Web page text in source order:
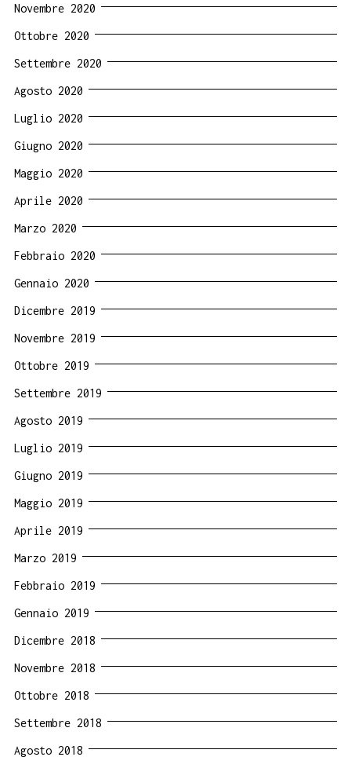
Novembre 2020
Ottobre 2020
Settembre 2020
Agosto 2020
Luglio 2020
Giugno 2020
Maggio 2020
Aprile 2020
Marzo 2020
Febbraio 2020
Gennaio 2020
Dicembre 2019
Novembre 2019
Ottobre 2019
Settembre 2019
Agosto 2019
Luglio 2019
Giugno 2019
Maggio 2019
Aprile 2019
Marzo 2019
Febbraio 2019
Gennaio 2019
Dicembre 2018
Novembre 2018
Ottobre 2018
Settembre 2018
Agosto 2018